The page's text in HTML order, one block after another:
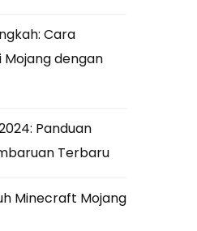
Cara
dengan
Panduan
Terbaru
Minecraft Mojang